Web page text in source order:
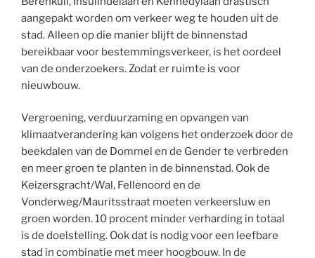
aangepakt worden om verkeer weg te houden uit de
stad. Alleen op die manier blijft de binnenstad
bereikbaar voor bestemmingsverkeer, is het oordeel
van de onderzoekers. Zodat er ruimte is voor
nieuwbouw.
Vergroening, verduurzaming en opvangen van
klimaatverandering kan volgens het onderzoek door de
beekdalen van de Dommel en de Gender te verbreden
en meer groen te planten in de binnenstad. Ook de
Keizersgracht/Wal, Fellenoord en de
Vonderweg/Mauritsstraat moeten verkeersluw en
groen worden. 10 procent minder verharding in totaal
is de doelstelling. Ook dat is nodig voor een leefbare
stad in combinatie met meer hoogbouw. In de